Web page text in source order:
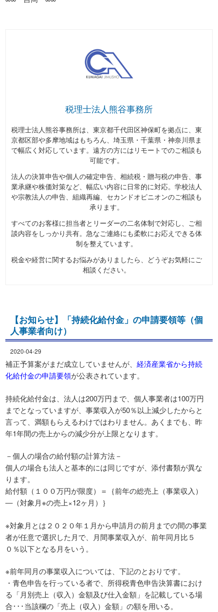
税理士法人熊谷事務所
税理士法人熊谷事務所は、東京都千代田区神保町を拠点に、東
京都区部や多摩地域はもちろん、埼玉県・千葉県・神奈川県ま
で幅広く対応しています。遠方の方にはリモートでのご相談も
可能です。
法人の決算申告や個人の確定申告、相続税・贈与税の申告、事
業承継や株価対策など、幅広い内容に日常的に対応。学校法人
や宗教法人の申告、組織再編、セカンドオピニオンのご相談も
承ります。
すべてのお客様に担当者とリーダーの二名体制で対応し、ご相
談内容をしっかり共有。急なご連絡にも柔軟にお応えできる体
制を整えています。
税金や経営に関するお悩みがありましたら、どうぞお気軽にご
相談ください。
【お知らせ】「持続化給付金」の申請要領等（個
人事業者向け）
2020-04-29
補正予算案がまだ成立していませんが、経済産業省から持続
化給付金の申請要領が公表されています。
持続化給付金は、法人は200万円まで、個人事業者は100万円
までとなっていますが、事業収入が50％以上減少したからと
言って、満額もらえるわけではわりません。あくまでも、昨
年1年間の売上からの減少分が上限となります。
－個人の場合の給付額の計算方法－
個人の場合も法人と基本的には同じですが、添付書類が異な
ります。
給付額（１００万円が限度）＝｛前年の総売上（事業収入）
―（対象月※の売上×12ヶ月）｝
※対象月とは２０２０年１月から申請月の前月までの間の事業
者が任意で選択した月で、月間事業収入が、前年同月比５
０％以下となる月をいう。
※前年同月の事業収入については、下記のとおりです。
・青色申告を行っている者で、所得税青色申告決算書におけ
る「月別売上（収入）金額及び仕入金額」を記載している場
合･･･当該欄の「売上（収入）金額」の額を用いる。